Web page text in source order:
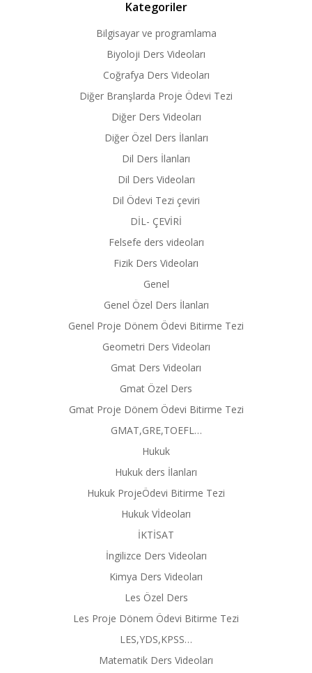
Kategoriler
Bilgisayar ve programlama
Biyoloji Ders Videoları
Coğrafya Ders Videoları
Diğer Branşlarda Proje Ödevi Tezi
Diğer Ders Videoları
Diğer Özel Ders İlanları
Dil Ders İlanları
Dil Ders Videoları
Dil Ödevi Tezi çeviri
DİL- ÇEVİRİ
Felsefe ders videoları
Fizik Ders Videoları
Genel
Genel Özel Ders İlanları
Genel Proje Dönem Ödevi Bitirme Tezi
Geometri Ders Videoları
Gmat Ders Videoları
Gmat Özel Ders
Gmat Proje Dönem Ödevi Bitirme Tezi
GMAT,GRE,TOEFL…
Hukuk
Hukuk ders İlanları
Hukuk ProjeÖdevi Bitirme Tezi
Hukuk Vİdeoları
İKTİSAT
İngilizce Ders Videoları
Kimya Ders Videoları
Les Özel Ders
Les Proje Dönem Ödevi Bitirme Tezi
LES,YDS,KPSS…
Matematik Ders Videoları